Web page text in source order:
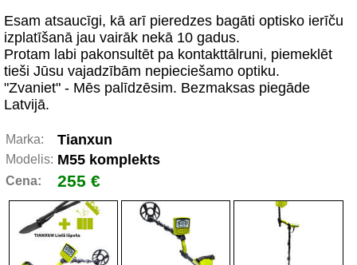
Esam atsaucīgi, kā arī pieredzes bagāti optisko ierīču
izplatīšanā jau vairāk nekā 10 gadus.
Protam labi pakonsultēt pa kontakttālruni, piemeklēt
tieši Jūsu vajadzībām nepieciešamo optiku.
"Zvaniet" - Mēs palīdzēsim. Bezmaksas piegāde
Latvijā.
Marka: Tianxun
Modelis: M55 komplekts
Cena: 255 €